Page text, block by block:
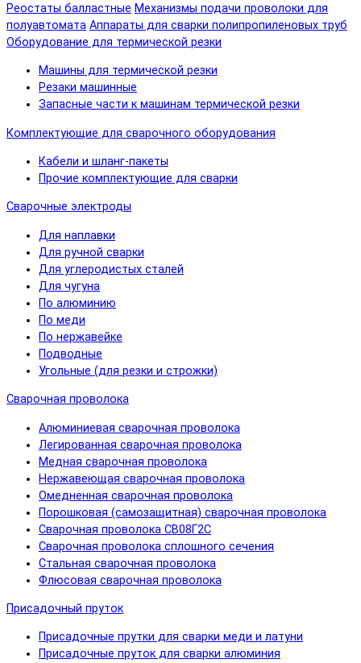
Реостаты балластные Механизмы подачи проволоки для
полуавтомата Аппараты для сварки полипропиленовых труб
Оборудование для термической резки
Машины для термической резки
Резаки машинные
Запасные части к машинам термической резки
Комплектующие для сварочного оборудования
Кабели и шланг-пакеты
Прочие комплектующие для сварки
Сварочные электроды
Для наплавки
Для ручной сварки
Для углеродистых сталей
Для чугуна
По алюминию
По меди
По нержавейке
Подводные
Угольные (для резки и строжки)
Сварочная проволока
Алюминиевая сварочная проволока
Легированная сварочная проволока
Медная сварочная проволока
Нержавеющая сварочная проволока
Омедненная сварочная проволока
Порошковая (самозащитная) сварочная проволока
Сварочная проволока СВ08Г2С
Сварочная проволока сплошного сечения
Стальная сварочная проволока
Флюсовая сварочная проволока
Присадочный пруток
Присадочные прутки для сварки меди и латуни
Присадочные пруток для сварки алюминия